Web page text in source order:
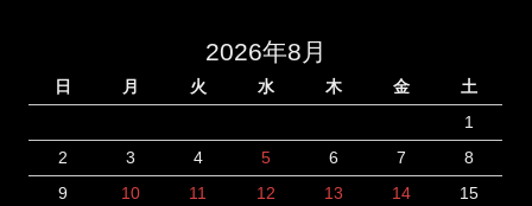
2026年8月
日 月 火 水 木 金
土
1
2
3 4 5 6 7
8
9
10 11 12 13 14
15